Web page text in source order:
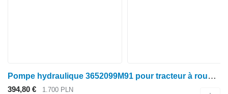
Pompe hydraulique 3652099M91 pour tracteur à roues Massey Ferguson Massey Fergusson MF 2230 2225 Landini McCormick
394,80 € 1.700 PLN